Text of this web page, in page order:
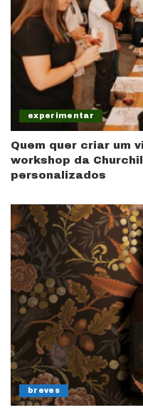
experimentar
Quem quer criar um
workshop da
personalizados
breves